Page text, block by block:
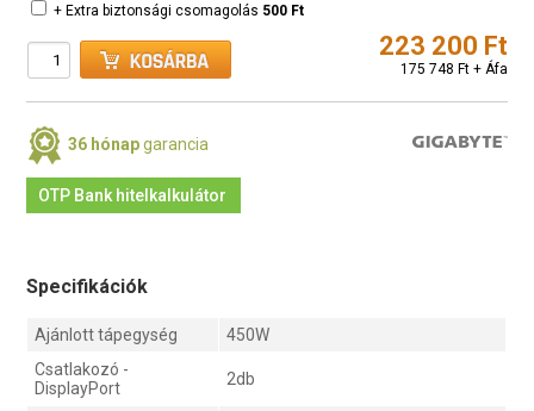
+ Extra biztonsági csomagolás 500 Ft
223 200 Ft
175 748 Ft + Áfa
36 hónapgarancia
OTP Bank hitelkalkulátor
Specifikációk
Ajánlott tápegység
450W
Csatlakozó -
DisplayPort
2db